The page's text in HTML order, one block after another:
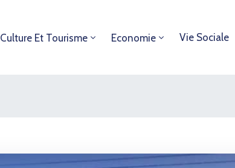
Culture Et Tourisme Economie Vie Sociale